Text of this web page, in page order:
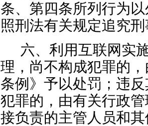
条、第四条所列行为
照刑法有关规定追究
六、利用互联网实
理，尚不构成犯罪的
条例》予以处罚；违
犯罪的，由有关行政
接负责的主管人员和